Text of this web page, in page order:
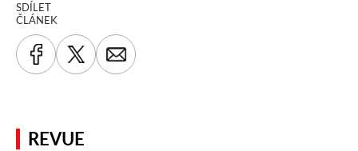
SDÍLET
ČLÁNEK
REVUE